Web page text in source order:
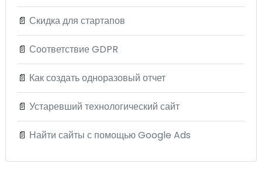
📄 Скидка для стартапов
📄 Соответствие GDPR
📄 Как создать одноразовый отчет
📄 Устаревший технологический сайт
📄 Найти сайты с помощью Google Ads